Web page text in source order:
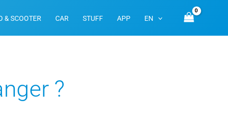
& SCOOTER CAR STUFF APP EN
?